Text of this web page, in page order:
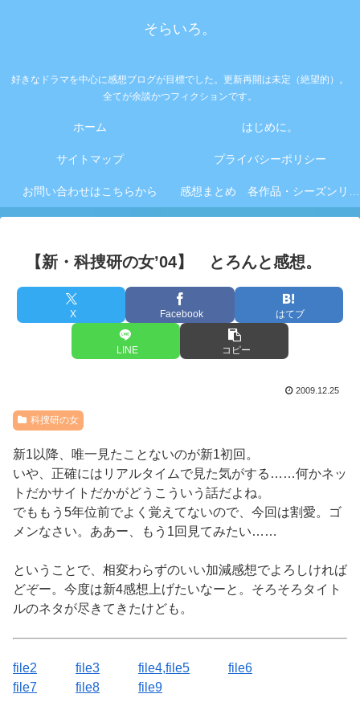
そらいろ。
好きなドラマを中心に感想ブログが目標でした。更新再開は未定（絶望的）。
全てが余談かつフィクションです。
ホーム はじめに。
サイトマップ プライバシーポリシー
お問い合わせはこちらから 感想まとめ 各作品・シーズンリンク集
【新・科捜研の女’04】 とろんと感想。
X Facebook はてブ
LINE コピー
2009.12.25
科捜研の女
新1以降、唯一見たことないのが新1初回。
いや、正確にはリアルタイムで見た気がする……何かネッ
トだかサイトだかがどうこういう話だよね。
でももう5年位前でよく覚えてないので、今回は割愛。ゴ
メンなさい。ああー、もう1回見てみたい……
ということで、相変わらずのいい加減感想でよろしければ
どぞー。今度は新4感想上げたいなーと。そろそろタイト
ルのネタが尽きてきたけども。
file2 file3 file4,file5
file6
file7
file8 file9